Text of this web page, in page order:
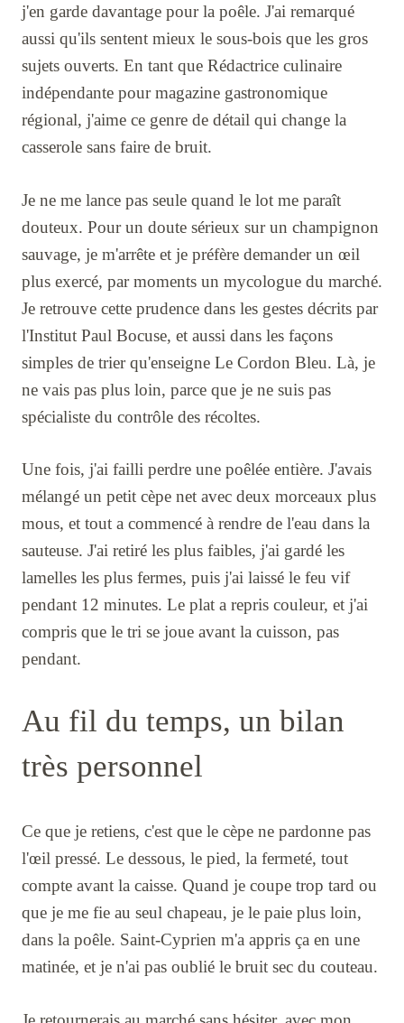
j'en garde davantage pour la poêle. J'ai remarqué
aussi qu'ils sentent mieux le sous-bois que les gros
sujets ouverts. En tant que Rédactrice culinaire
indépendante pour magazine gastronomique
régional, j'aime ce genre de détail qui change la
casserole sans faire de bruit.
Je ne me lance pas seule quand le lot me paraît
douteux. Pour un doute sérieux sur un champignon
sauvage, je m'arrête et je préfère demander un œil
plus exercé, par moments un mycologue du marché.
Je retrouve cette prudence dans les gestes décrits par
l'Institut Paul Bocuse, et aussi dans les façons
simples de trier qu'enseigne Le Cordon Bleu. Là, je
ne vais pas plus loin, parce que je ne suis pas
spécialiste du contrôle des récoltes.
Une fois, j'ai failli perdre une poêlée entière. J'avais
mélangé un petit cèpe net avec deux morceaux plus
mous, et tout a commencé à rendre de l'eau dans la
sauteuse. J'ai retiré les plus faibles, j'ai gardé les
lamelles les plus fermes, puis j'ai laissé le feu vif
pendant 12 minutes. Le plat a repris couleur, et j'ai
compris que le tri se joue avant la cuisson, pas
pendant.
Au fil du temps, un bilan
très personnel
Ce que je retiens, c'est que le cèpe ne pardonne pas
l'œil pressé. Le dessous, le pied, la fermeté, tout
compte avant la caisse. Quand je coupe trop tard ou
que je me fie au seul chapeau, je le paie plus loin,
dans la poêle. Saint-Cyprien m'a appris ça en une
matinée, et je n'ai pas oublié le bruit sec du couteau.